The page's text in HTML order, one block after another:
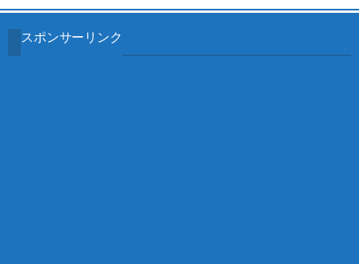
スポンサーリンク